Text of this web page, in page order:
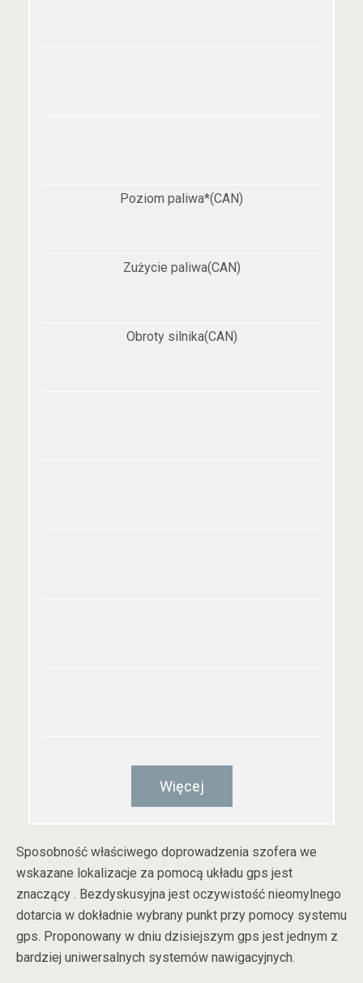
Poziom paliwa*(CAN)
Zużycie paliwa(CAN)
Obroty silnika(CAN)
Więcej
Sposobność właściwego doprowadzenia szofera we
wskazane lokalizacje za pomocą układu gps jest
znaczący . Bezdyskusyjna jest oczywistość nieomylnego
dotarcia w dokładnie wybrany punkt przy pomocy systemu
gps. Proponowany w dniu dzisiejszym gps jest jednym z
bardziej uniwersalnych systemów nawigacyjnych.